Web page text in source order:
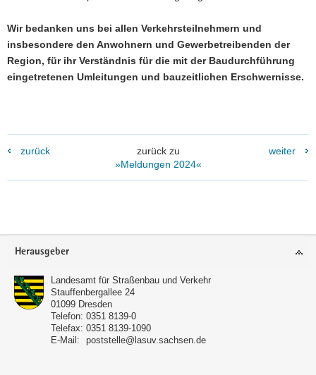
Wir bedanken uns bei allen Verkehrsteilnehmern und
insbesondere den Anwohnern und Gewerbetreibenden der
Region, für ihr Verständnis für die mit der Baudurchführung
eingetretenen Umleitungen und bauzeitlichen Erschwernisse.
zurück
zurück zu
»Meldungen 2024«
weiter
Footer-
Herausgeber
Landesamt für Straßenbau und Verkehr
Stauffenbergallee 24
01099 Dresden
Telefon: 0351 8139-0
Telefax: 0351 8139-1090
E-Mail:
poststelle@lasuv.sachsen.de